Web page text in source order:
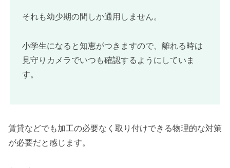
それも幼少期の間しか通用しません。
小学生になると知恵がつきますので、離れる時は
見守りカメラでいつも確認するようにしていま
す。
賃貸などでも加工の必要なく取り付けできる物理的な対策
が必要だと感じます。